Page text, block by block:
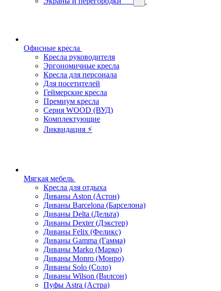
Офисные кресла
Кресла руководителя
Эргономичные кресла
Кресла для персонала
Для посетителей
Геймерские кресла
Премиум кресла
Серия WOOD (ВУД)
Комплектующие
Ликвидация ⚡
Мягкая мебель
Кресла для отдыха
Диваны Aston (Астон)
Диваны Barcelona (Барселона)
Диваны Delta (Дельта)
Диваны Dexter (Дэкстер)
Диваны Felix (Феликс)
Диваны Gamma (Гамма)
Диваны Marko (Марко)
Диваны Monro (Монро)
Диваны Solo (Соло)
Диваны Wilson (Вилсон)
Пуфы Astra (Астра)